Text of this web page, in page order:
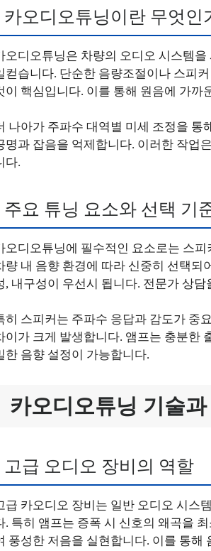
카오디오튜닝이란 무엇인
오디오튜닝은 차량의 오디오 시스템
컫습니다. 단순한 음량조절이나 스피
이 핵심입니다. 이를 통해 원음에 가까
나아가 주파수 대역별 미세 조정을 통
명과 잡음을 억제합니다. 이러한 작업
다.
주요 튜닝 요소와 선택 기
오디오튜닝에 필수적인 요소로는 스피
량 내 음향 환경에 따라 신중히 선택되
, 내구성이 우선시 됩니다. 전문가 상
히 스피커는 주파수 응답과 감도가 중
이가 크게 발생합니다. 앰프는 충분한
한 음향 설정이 가능합니다.
카오디오튜닝 기술과
고급 오디오 장비의 역할
급 카오디오 장비는 일반 오디오 시스
. 특히 앰프는 증폭 시 신호의 왜곡을
풍성한 저음을 실현합니다. 이를 통해